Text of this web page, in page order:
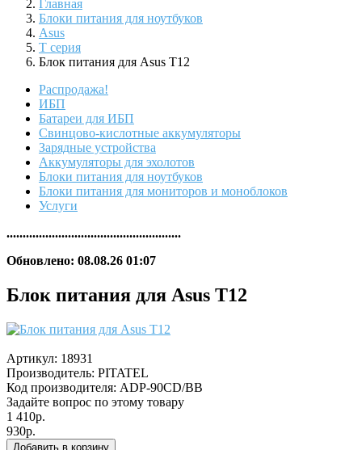
Главная
Блоки питания для ноутбуков
Asus
T серия
Блок питания для Asus T12
Распродажа!
ИБП
Батареи для ИБП
Свинцово-кислотные аккумуляторы
Зарядные устройства
Аккумуляторы для эхолотов
Блоки питания для ноутбуков
Блоки питания для мониторов и моноблоков
Услуги
......................................................
Обновлено: 08.08.26 01:07
Блок питания для Asus T12
Артикул: 18931
Производитель: PITATEL
Код производителя: ADP-90CD/BB
Задайте вопрос по этому товару
1 410р.
930р.